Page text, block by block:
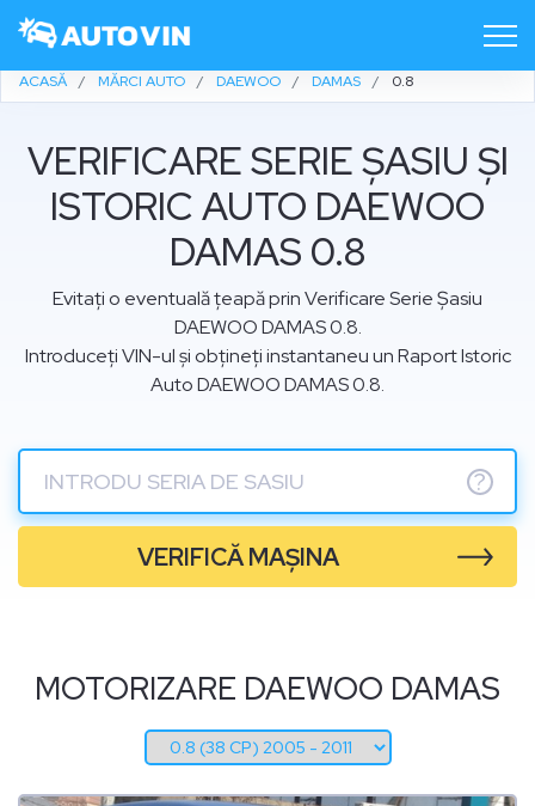
ACASĂ MĂRCI AUTO DAEWOO DAMAS 0.8
VERIFICARE SERIE ȘASIU ȘI
ISTORIC AUTO DAEWOO
DAMAS 0.8
Evitați o eventuală țeapă prin Verificare Serie Șasiu
DAEWOO DAMAS 0.8.
Introduceți VIN-ul și obțineți instantaneu un Raport Istoric
Auto DAEWOO DAMAS 0.8.
?
VERIFICĂ MAȘINA
MOTORIZARE DAEWOO DAMAS